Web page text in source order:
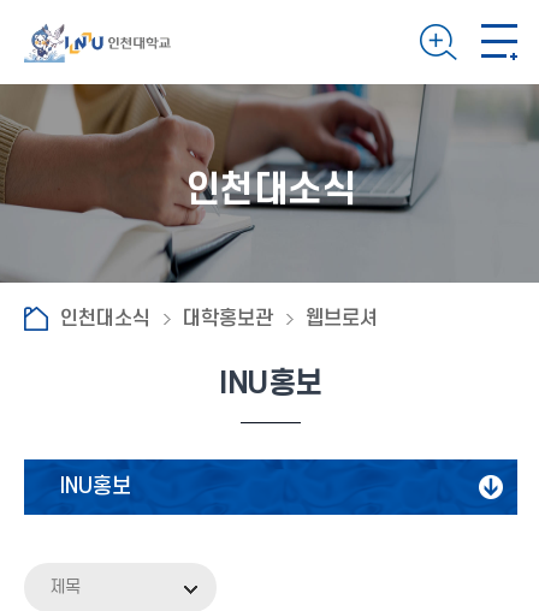
인천대소식
인천대소식 대학홍보관 웹브로셔
INU홍보
INU홍보
입학안내
제목